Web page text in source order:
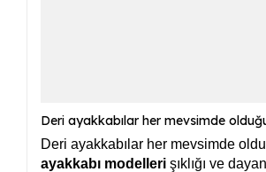
Deri ayakkabılar her mevsimde
Deri ayakkabılar her mevsimde
ayakkabı modellerişıklığı ve